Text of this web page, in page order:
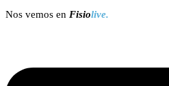
Nos vemos en Fisiolive.